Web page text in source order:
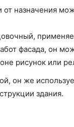
от назначения
фасада, он
рисунок или
он же
здания.